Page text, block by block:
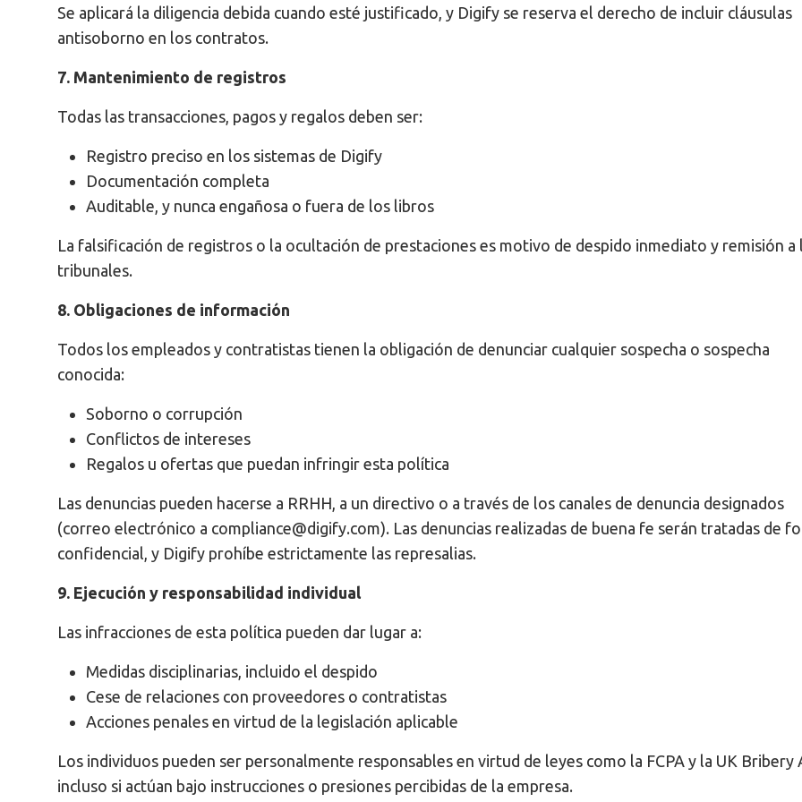
Se aplicará la diligencia debida cuando esté justificado, y Digify se reserva el derecho de incluir cláusulas
antisoborno en los contratos.
7. Mantenimiento de registros
Todas las transacciones, pagos y regalos deben ser:
Registro preciso en los sistemas de Digify
Documentación completa
Auditable, y nunca engañosa o fuera de los libros
La falsificación de registros o la ocultación de prestaciones es motivo de despido inmediato y remisión a
tribunales.
8. Obligaciones de información
Todos los empleados y contratistas tienen la obligación de denunciar cualquier sospecha o sospecha
conocida:
Soborno o corrupción
Conflictos de intereses
Regalos u ofertas que puedan infringir esta política
Las denuncias pueden hacerse a RRHH, a un directivo o a través de los canales de denuncia designados
(correo electrónico a compliance@digify.com). Las denuncias realizadas de buena fe serán tratadas de
confidencial, y Digify prohíbe estrictamente las represalias.
9. Ejecución y responsabilidad individual
Las infracciones de esta política pueden dar lugar a:
Medidas disciplinarias, incluido el despido
Cese de relaciones con proveedores o contratistas
Acciones penales en virtud de la legislación aplicable
Los individuos pueden ser personalmente responsables en virtud de leyes como la FCPA y la UK Bribery
incluso si actúan bajo instrucciones o presiones percibidas de la empresa.